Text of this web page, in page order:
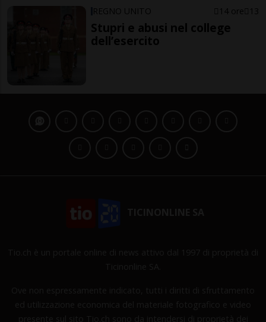
REGNO UNITO 14 ore 13
Stupri e abusi nel college
dell’esercito